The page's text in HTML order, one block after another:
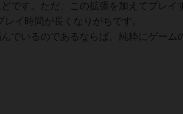
です。ただ、この拡張を加えてプレイ
イ時間が長くなりがちです。
でいるのであるならば、純粋にゲーム